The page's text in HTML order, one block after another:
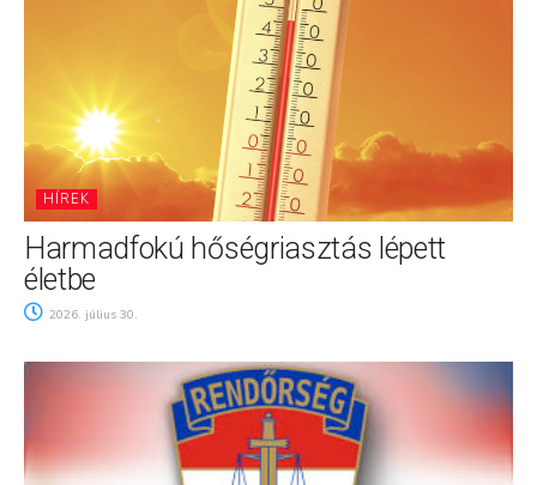
HÍREK
Harmadfokú hőségriasztás lépett
életbe
2026. július 30.